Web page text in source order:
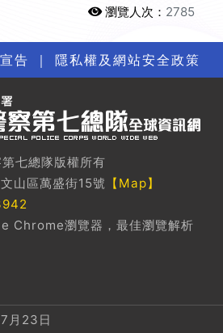
瀏覽人次： 2785
告 ｜ 隱私權及網站安全政策
七總隊版權所有
山區萬盛街15號 【Map】
Chrome瀏覽器，最佳瀏覽解析
月23日